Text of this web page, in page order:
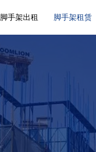
脚手架出租 脚手架租赁